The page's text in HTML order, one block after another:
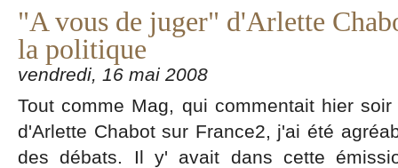
"A vous de juger" d'Arlette
la politique
vendredi, 16 mai 2008
Tout comme Mag, qui commentait hier
d'Arlette Chabot sur France2, j'ai été
des débats. Il y' avait dans cette